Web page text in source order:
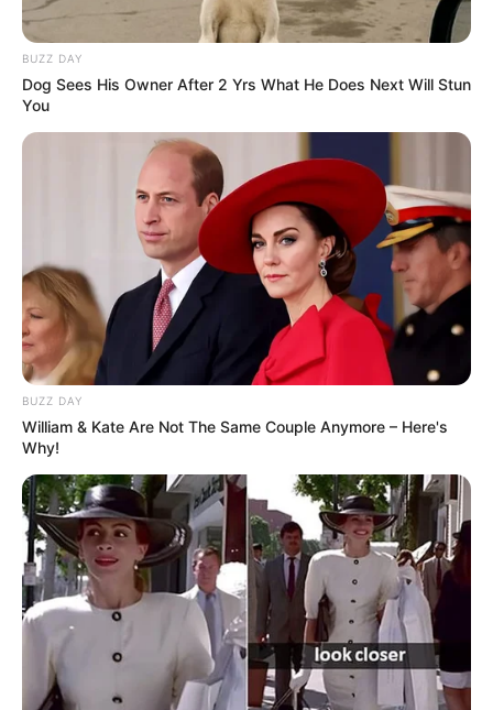
BUZZ DAY
Dog Sees His Owner After 2 Yrs What He Does Next Will Stun
You
BUZZ DAY
William & Kate Are Not The Same Couple Anymore – Here's
Why!